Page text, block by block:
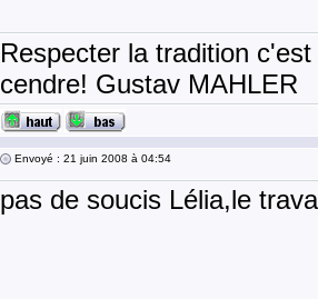
Respecter la tradition
cendre! Gustav MAHLER
Envoyé : 21 juin 2008 à 04:54
pas de soucis Lélia,le